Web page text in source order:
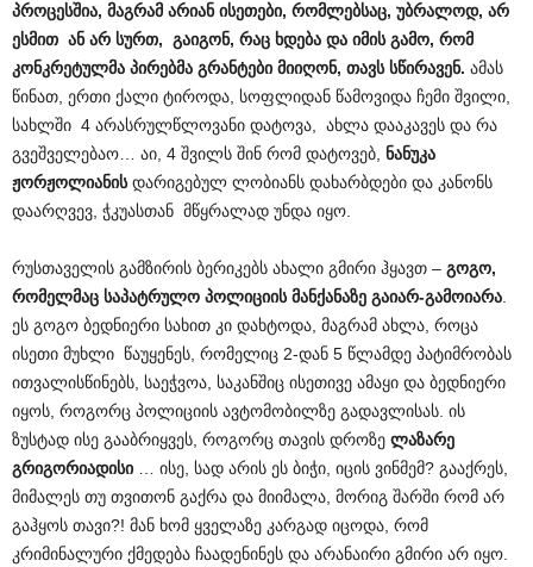
პროცესშია, მაგრამ არიან ისეთები, რომლებსაც, უბრალოდ, არ
ესმით ან არ სურთ, გაიგონ, რაც ხდება და იმის გამო, რომ
კონკრეტულმა პირებმა გრანტები მიიღონ, თავს სწირავენ. ამას
წინათ, ერთი ქალი ტიროდა, სოფლიდან წამოვიდა ჩემი შვილი,
სახლში 4 არასრულწლოვანი დატოვა, ახლა დააკავეს და რა
გვეშველებაო… აი, 4 შვილს შინ რომ დატოვებ, ნანუკა
ჟორჟოლიანისდარიგებულ ლობიანს დახარბდები და კანონს
დაარღვევ, ჭკუასთან მწყრალად უნდა იყო.
რუსთაველის გამზირის ბერიკებს ახალი გმირი ჰყავთ – გოგო,
რომელმაც საპატრულო პოლიციის მანქანაზე გაიარ-გამოიარა.
ეს გოგო ბედნიერი სახით კი დახტოდა, მაგრამ ახლა, როცა
ისეთი მუხლი წაუყენეს, რომელიც 2-დან 5 წლამდე პატიმრობას
ითვალისწინებს, საეჭვოა, საკანშიც ისეთივე ამაყი და ბედნიერი
იყოს, როგორც პოლიციის ავტომობილზე გადავლისას. ის
ზუსტად ისე გააბრიყვეს, როგორც თავის დროზე ლაზარე
გრიგორიადისი … ისე, სად არის ეს ბიჭი, იცის ვინმემ? გააქრეს,
მიმალეს თუ თვითონ გაქრა და მიიმალა, მორიგ შარში რომ არ
გაჰყოს თავი?! მან ხომ ყველაზე კარგად იცოდა, რომ
კრიმინალური ქმედება ჩაადენინეს და არანაირი გმირი არ იყო.